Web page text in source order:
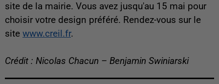
site de la mairie. Vous avez jusqu'au 15 mai pour
choisir votre design préféré. Rendez-vous sur le
site www.creil.fr.
Crédit : Nicolas Chacun – Benjamin Swiniarski